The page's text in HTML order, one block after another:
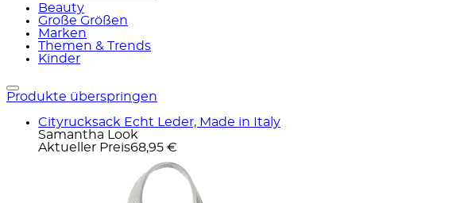
Beauty
Große Größen
Marken
Themen & Trends
Kinder
Produkte überspringen
Cityrucksack Echt Leder, Made in Italy
Samantha Look
Aktueller Preis68,95 €